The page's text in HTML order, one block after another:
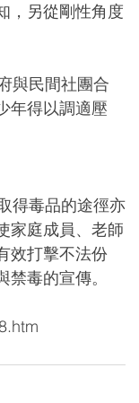
，另從剛性角度
年得以調適壓
家庭成員、老師
效打擊不法份
毒的宣傳。